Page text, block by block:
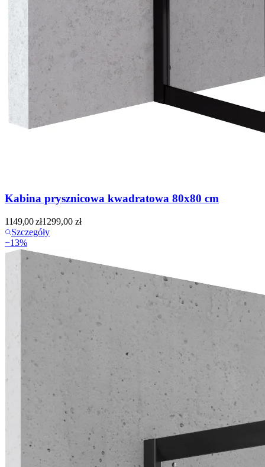
Kabina prysznicowa kwadratowa 80x80 cm
1149,00zł1299,00zł
Szczegóły
−13%